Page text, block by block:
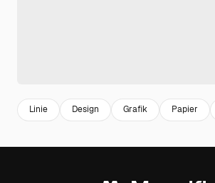
Linie Design Grafik Papier